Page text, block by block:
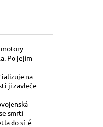
motory
Po jejím
na
ji zavleče
smrtí
do sítě